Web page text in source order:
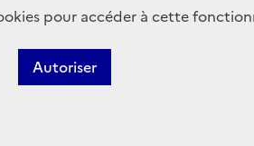
pour accéder à cette
Autoriser